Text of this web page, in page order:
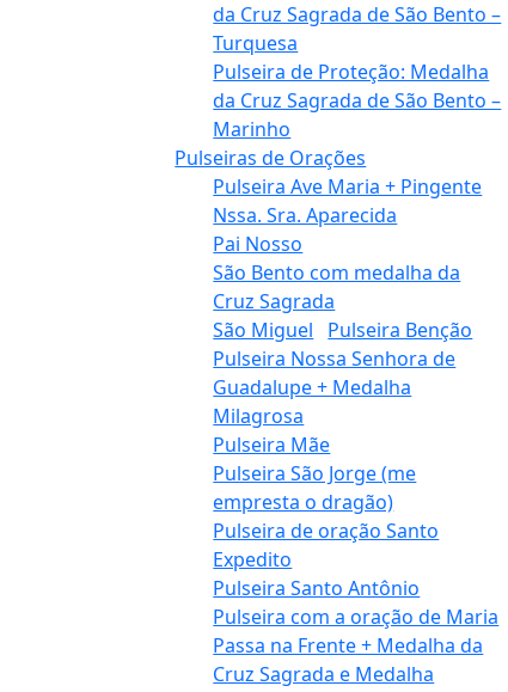
da Cruz Sagrada de São Bento –
Turquesa
Pulseira de Proteção: Medalha
da Cruz Sagrada de São Bento –
Marinho
Pulseiras de Orações
Pulseira Ave Maria + Pingente
Nssa. Sra. Aparecida
Pai Nosso
São Bento com medalha da
Cruz Sagrada
São Miguel
Pulseira Benção
Pulseira Nossa Senhora de
Guadalupe + Medalha
Milagrosa
Pulseira Mãe
Pulseira São Jorge (me
empresta o dragão)
Pulseira de oração Santo
Expedito
Pulseira Santo Antônio
Pulseira com a oração de Maria
Passa na Frente + Medalha da
Cruz Sagrada e Medalha